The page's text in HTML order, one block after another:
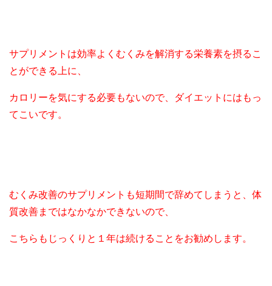
サプリメントは効率よくむくみを解消する栄養素を摂るこ
とができる上に、
カロリーを気にする必要もないので、ダイエットにはもっ
てこいです。
むくみ改善のサプリメントも短期間で辞めてしまうと、体
質改善まではなかなかできないので、
こちらもじっくりと１年は続けることをお勧めします。